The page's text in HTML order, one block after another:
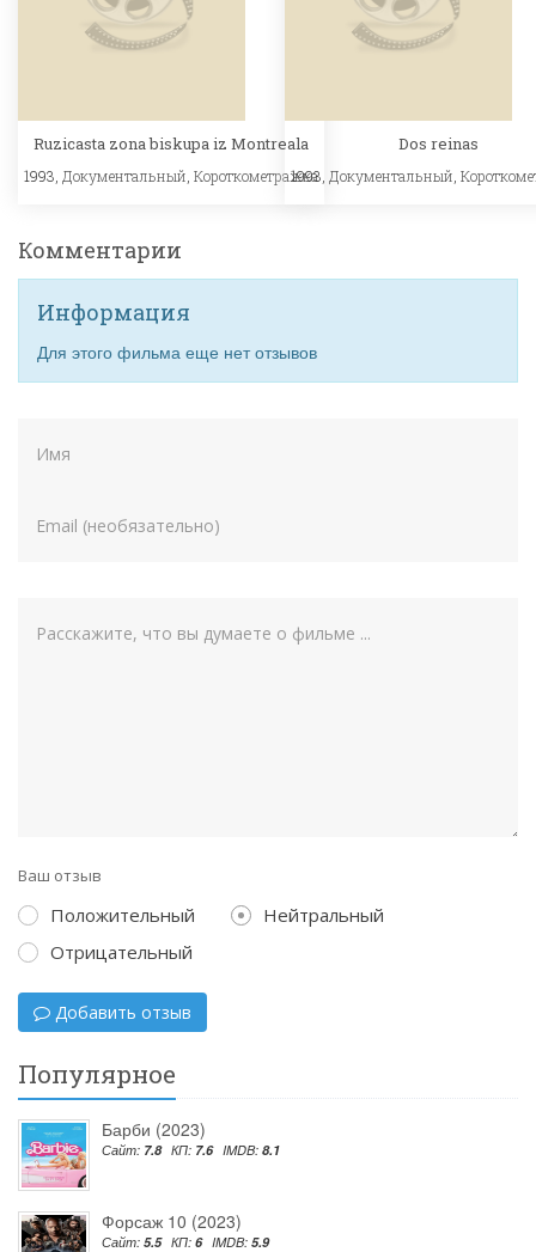
Ruzicasta zona biskupa iz Montreala
1993, Документальный Короткометражка
Dos reinas
1993, Документальный ,
Комментарии
Информация
Для этого фильма еще нет отзывов
Ваш отзыв
Положительный
Нейтральный
Отрицательный
Добавить отзыв
Популярное
Барби (2023)
Сайт: 7.8 КП: 7.6 IMDB: 8.1
Форсаж 10 (2023)
Сайт: 5.5 КП: 6 IMDB: 5.9